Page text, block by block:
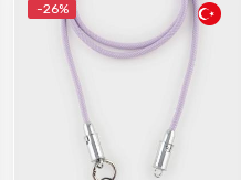
-26%